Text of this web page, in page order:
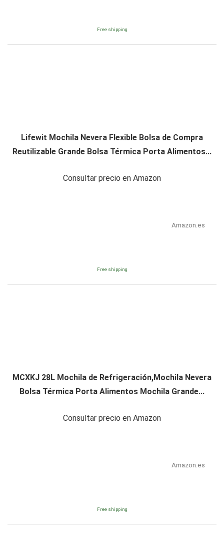
Free shipping
Lifewit Mochila Nevera Flexible Bolsa de Compra
Reutilizable Grande Bolsa Térmica Porta Alimentos...
Consultar precio en Amazon
Amazon.es
Free shipping
MCXKJ 28L Mochila de Refrigeración,Mochila Nevera
Bolsa Térmica Porta Alimentos Mochila Grande...
Consultar precio en Amazon
Amazon.es
Free shipping